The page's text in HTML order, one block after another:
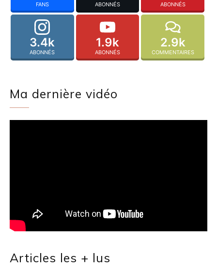
FANS ABONNÉS ABONNÉS
3.4k
ABONNÉS
1.9k
ABONNÉS
2.9k
COMMENTAIRES
Ma dernière vidéo
Articles les + lus